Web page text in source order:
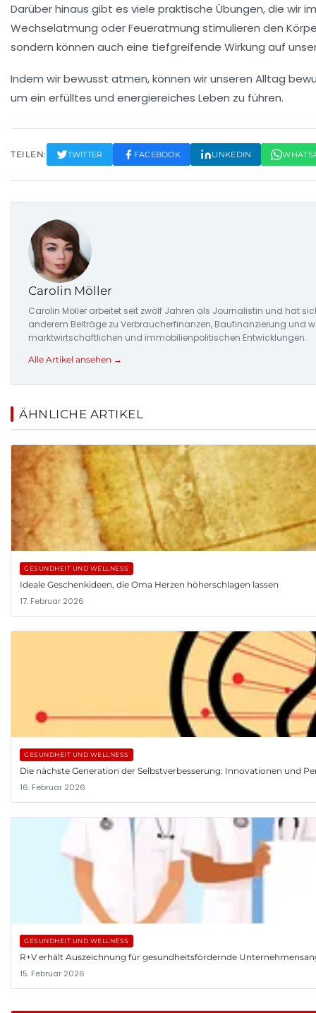
Darüber hinaus gibt es viele praktische Übungen, die wir
Wechselatmung oderFeueratmung stimulieren den
sondern können auch eine tiefgreifende Wirkung auf
Indem wirbewusst atmen, können wir unseren Alltag
um ein erfülltes und energiereiches Leben zu führen.
TEILEN: TWITTER FACEBOOK LINKEDIN
Carolin Möller
Carolin Möller arbeitet seit zwölf Jahren als Journalistin und hat
anderem Beiträge zu Verbraucherfinanzen, Baufinanzierung und
marktwirtschaftlichen und immobilienpolitischen Entwicklungen.
Alle Artikel ansehen →
ÄHNLICHE ARTIKEL
GESUNDHEIT UND WELLNESS
Ideale Geschenkideen, die Oma Herzen höherschlagen lassen
17. Februar 2026
GESUNDHEIT UND WELLNESS
Die nächste Generation der Selbstverbesserung: Innovationen und
16. Februar 2026
GESUNDHEIT UND WELLNESS
R+V erhält Auszeichnung für gesundheitsfördernde
15. Februar 2026